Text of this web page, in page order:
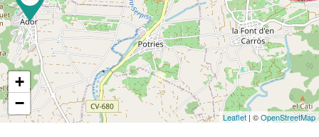
+
−
Leaflet | ©OpenStreetMap